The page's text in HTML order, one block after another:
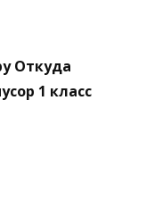
Откуда
1 класс